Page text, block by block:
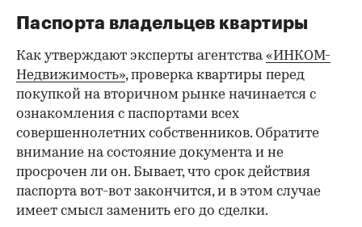
Паспорта владельцев квартиры
Как утверждают эксперты агентства«ИНКОМ-
Недвижимость», проверка квартиры перед
покупкой на вторичном рынке начинается с
ознакомления с паспортами всех
совершеннолетних собственников. Обратите
внимание на состояние документа и не
просрочен ли он. Бывает, что срок действия
паспорта вот-вот закончится, и в этом случае
имеет смысл заменить его до сделки.